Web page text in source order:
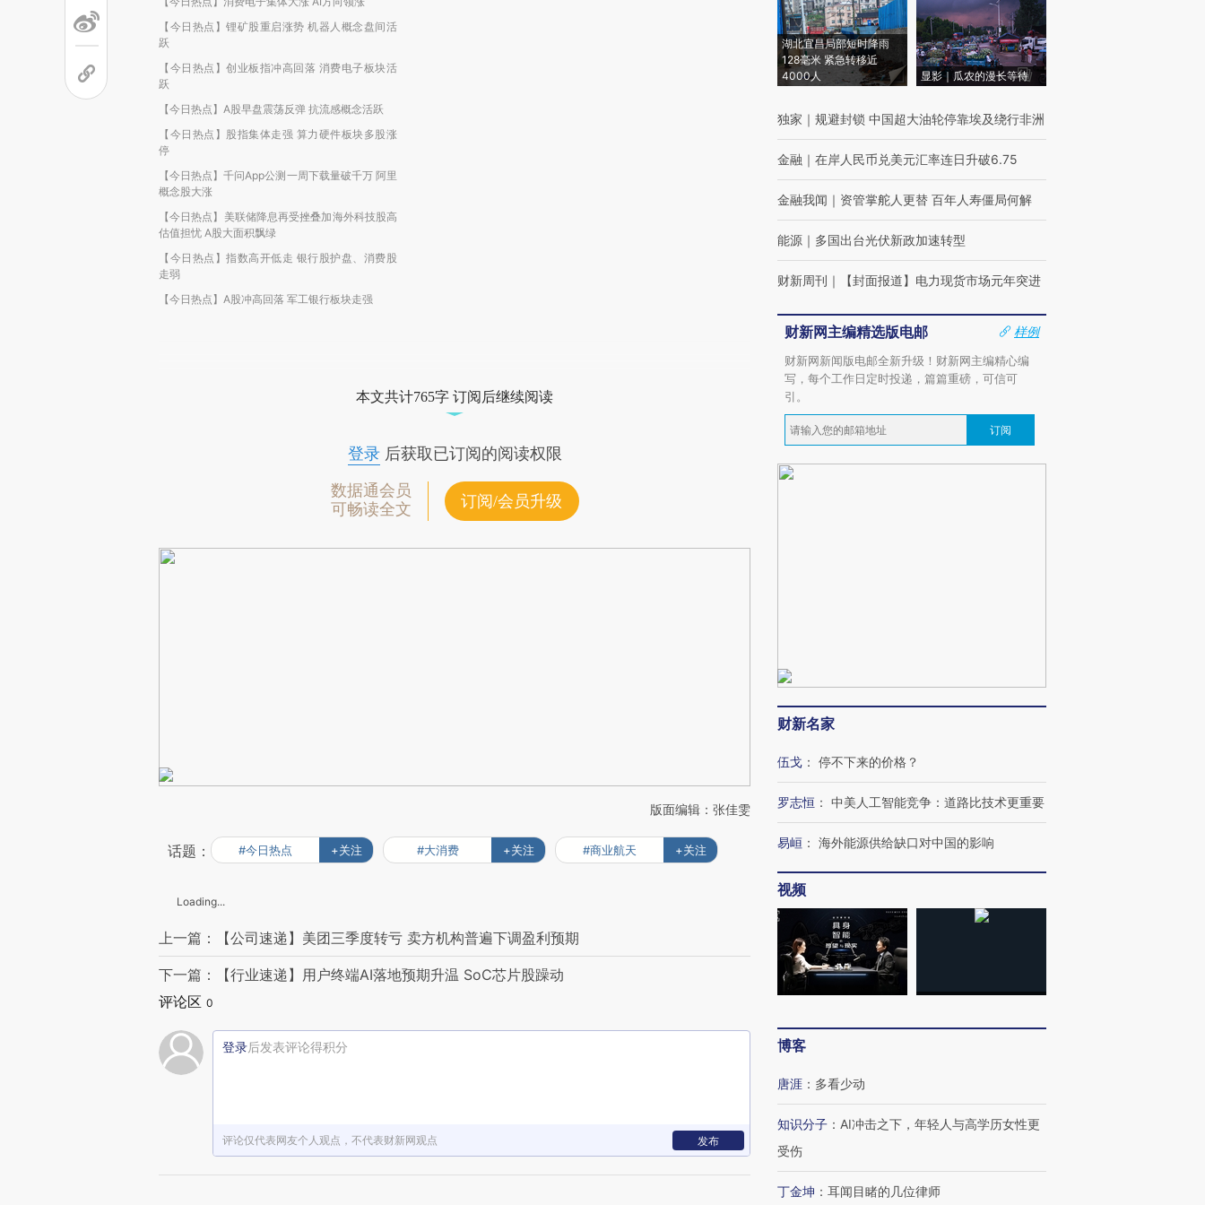
【今日热点】锂矿股重启涨势 机器人概念盘间活
跃
【今日热点】创业板指冲高回落 消费电子板块活
跃
【今日热点】A股早盘震荡反弹 抗流感概念活跃
【今日热点】股指集体走强 算力硬件板块多股涨
停
【今日热点】千问App公测一周下载量破千万 阿里
概念股大涨
【今日热点】美联储降息再受挫叠加海外科技股高
估值担忧 A股大面积飘绿
【今日热点】指数高开低走 银行股护盘、消费股
走弱
【今日热点】A股冲高回落 军工银行板块走强
本文共计765字 订阅后继续阅读
登录后获取已订阅的阅读权限
数据通会员
可畅读全文
订阅/会员升级
版面编辑：张佳雯
话题： #今日热点 +关注 #大消费 +关注 #商业航天 +关注
Loading...
上一篇：【公司速递】美团三季度转亏 卖方机构普遍下调盈利预期
下一篇：【行业速递】用户终端AI落地预期升温 SoC芯片股躁动
评论区 0
登录后发表评论得积分
评论仅代表网友个人观点，不代表财新网观点 发布
湖北宜昌局部短时降雨
128毫米 紧急转移近
4000人
显影｜瓜农的漫长等待
独家 ｜ 规避封锁 中国超大油轮停靠埃及绕行非洲
金融 ｜ 在岸人民币兑美元汇率连日升破6.75
金融我闻 ｜ 资管掌舵人更替 百年人寿僵局何解
能源 ｜ 多国出台光伏新政加速转型
财新周刊 ｜ 【封面报道】电力现货市场元年突进
财新网主编精选版电邮
样例
财新网新闻版电邮全新升级！财新网主编精心编
写，每个工作日定时投递，篇篇重磅，可信可
引。
订阅
财新名家
伍戈 ： 停不下来的价格？
罗志恒 ： 中美人工智能竞争：道路比技术更重要
易峘 ： 海外能源供给缺口对中国的影响
视频
博客
唐涯 ： 多看少动
知识分子 ： AI冲击之下，年轻人与高学历女性更
受伤
丁金坤 ： 耳闻目睹的几位律师